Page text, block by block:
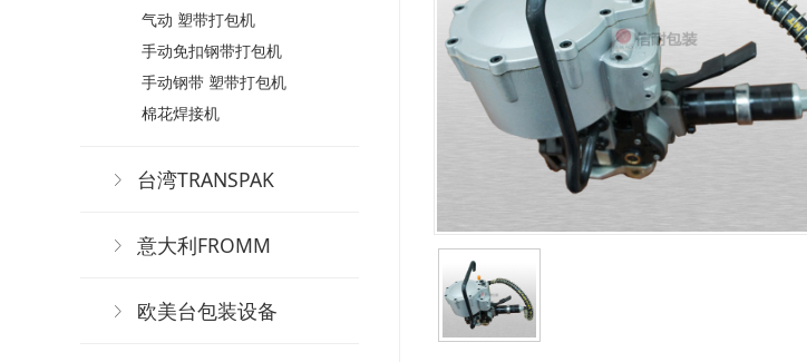
气动 塑带打包机
手动免扣钢带打包机
手动钢带 塑带打包机
棉花焊接机
台湾TRANSPAK
意大利FROMM
欧美台包装设备